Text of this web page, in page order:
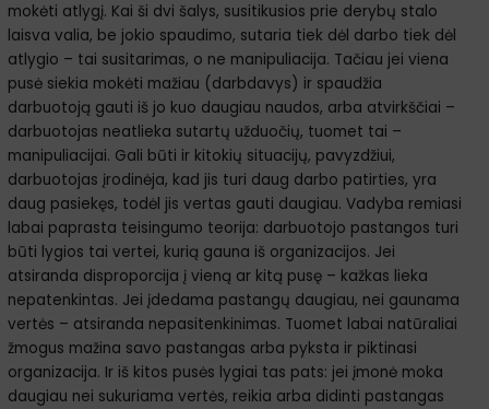
mokėti atlygį. Kai ši dvi šalys, susitikusios prie derybų stalo
laisva valia, be jokio spaudimo, sutaria tiek dėl darbo tiek dėl
atlygio – tai susitarimas, o ne manipuliacija. Tačiau jei viena
pusė siekia mokėti mažiau (darbdavys) ir spaudžia
darbuotoją gauti iš jo kuo daugiau naudos, arba atvirkščiai –
darbuotojas neatlieka sutartų užduočių, tuomet tai –
manipuliacijai. Gali būti ir kitokių situacijų, pavyzdžiui,
darbuotojas įrodinėja, kad jis turi daug darbo patirties, yra
daug pasiekęs, todėl jis vertas gauti daugiau. Vadyba remiasi
labai paprasta teisingumo teorija: darbuotojo pastangos turi
būti lygios tai vertei, kurią gauna iš organizacijos. Jei
atsiranda disproporcija į vieną ar kitą pusę – kažkas lieka
nepatenkintas. Jei įdedama pastangų daugiau, nei gaunama
vertės – atsiranda nepasitenkinimas. Tuomet labai natūraliai
žmogus mažina savo pastangas arba pyksta ir piktinasi
organizacija. Ir iš kitos pusės lygiai tas pats: jei įmonė moka
daugiau nei sukuriama vertės, reikia arba didinti pastangas